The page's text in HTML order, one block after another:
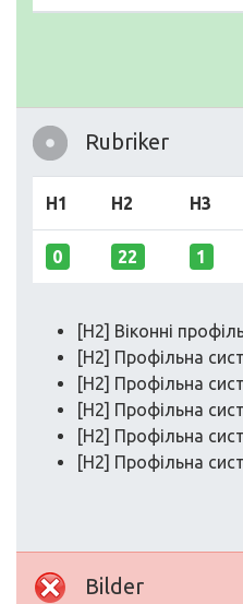
Rubriker
H1 H2 H3
0 22 1
[H2] Віконні
[H2] Профільна
[H2] Профільна
[H2] Профільна
[H2] Профільна
[H2] Профільна
Bilder